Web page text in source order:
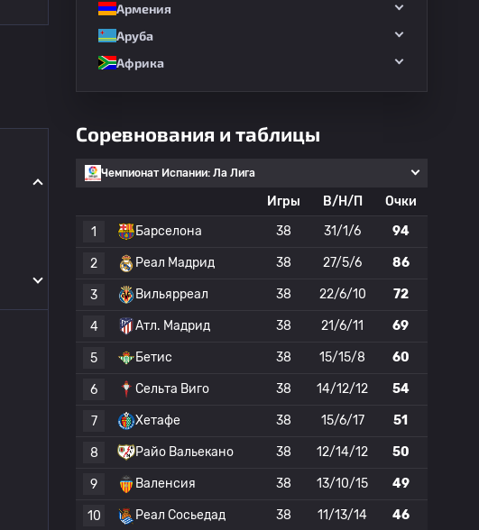
Армения
Аруба
Африка
Соревнования и таблицы
Чемпионат Испании: Ла Лига
Игры В/Н/П
Очки
1
Барселона 38 31/1/6 94
2 Реал Мадрид 38 27/5/6 86
3 Вильярреал 38 22/6/10 72
4 Атл. Мадрид 38 21/6/11 69
5 Бетис 38 15/15/8 60
6 Сельта Виго 38 14/12/12 54
7 Хетафе 38 15/6/17 51
8 Райо Вальекано 38 12/14/12 50
9 Валенсия 38 13/10/15 49
10 Реал Сосьедад 38 11/13/14 46